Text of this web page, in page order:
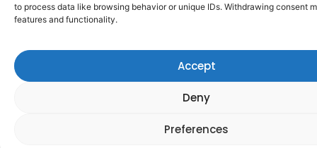
to process data like browsing behavior or unique IDs. Withdrawing consent
features and functionality.
Accept
Deny
Preferences
Copyright © 2026 Arggo™. Toate drepturile rezervate.